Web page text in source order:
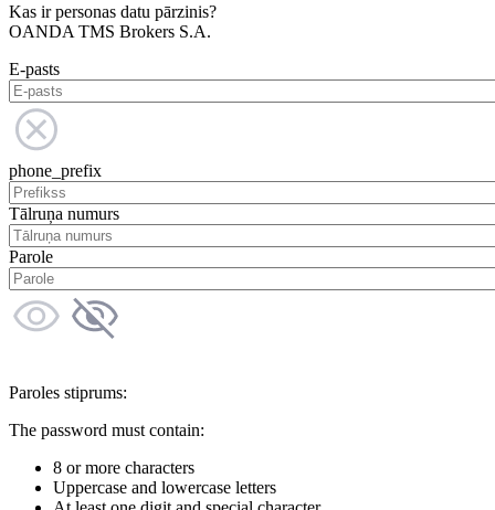
Kas ir personas datu pārzinis?
OANDA TMS Brokers S.A.
E-pasts
phone_prefix
Tālruņa numurs
Parole
Paroles stiprums:
The password must contain:
8 or more characters
Uppercase and lowercase letters